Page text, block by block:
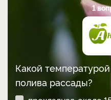
1
Какой
полива рассады?